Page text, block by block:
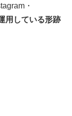
・
用している形跡